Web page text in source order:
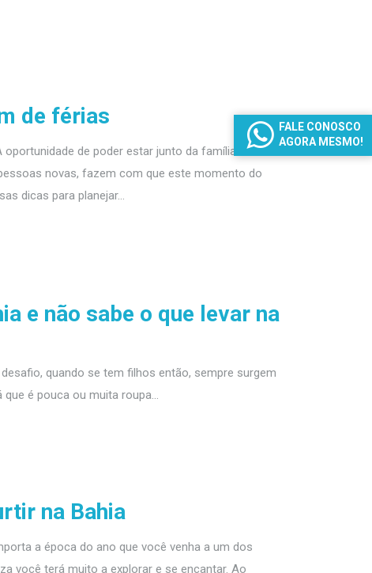
de férias
de poder estar junto da família ou
novas, fazem com que este momento do
dicas para planejar...
e não sabe o que levar na
quando se tem filhos então, sempre surgem
é pouca ou muita roupa...
na Bahia
a época do ano que você venha a um dos
você terá muito a explorar e se encantar. Ao
FALE CONOSCO
AGORA MESMO!